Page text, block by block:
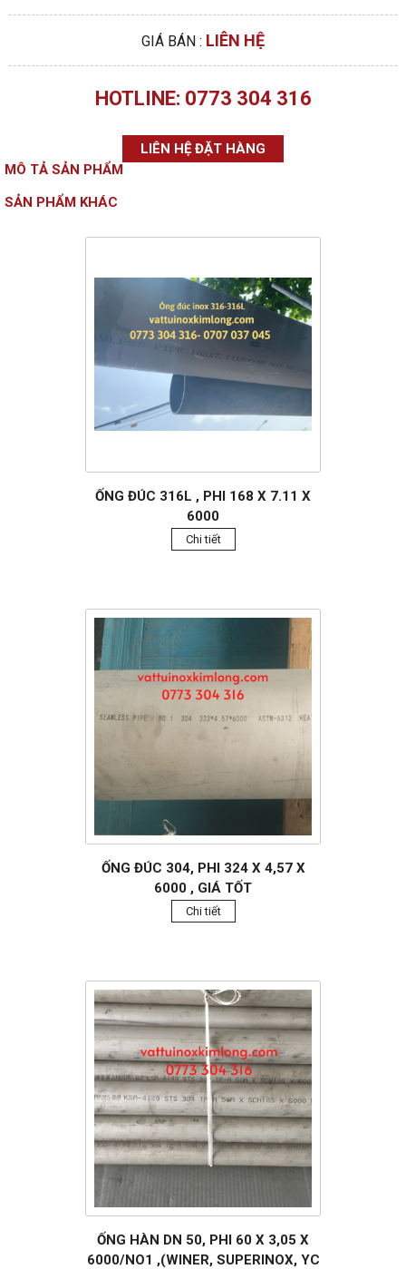
GIÁ BÁN : LIÊN HỆ
HOTLINE: 0773 304 316
LIÊN HỆ ĐẶT HÀNG
MÔ TẢ SẢN PHẨM
SẢN PHẨM KHÁC
ỐNG ĐÚC 316L , PHI 168 X 7.11 X
6000
Chi tiết
ỐNG ĐÚC 304, PHI 324 X 4,57 X
6000 , GIÁ TỐT
Chi tiết
ỐNG HÀN DN 50, PHI 60 X 3,05 X
6000/NO1 ,(WINER, SUPERINOX, YC